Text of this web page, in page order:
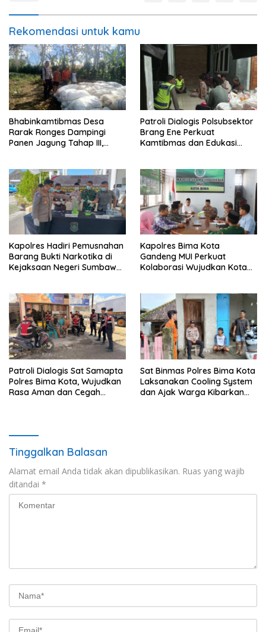
Rekomendasi untuk kamu
Bhabinkamtibmas Desa
Rarak Ronges Dampingi
Panen Jagung Tahap III,
Patroli Dialogis Polsubsektor
Brang Ene Perkuat
Kamtibmas dan Edukasi
Kapolres Hadiri Pemusnahan
Barang Bukti Narkotika di
Kejaksaan Negeri Sumbawa
Kapolres Bima Kota
Gandeng MUI Perkuat
Kolaborasi Wujudkan Kota
Patroli Dialogis Sat Samapta
Polres Bima Kota, Wujudkan
Rasa Aman dan Cegah
Sat Binmas Polres Bima Kota
Laksanakan Cooling System
dan Ajak Warga Kibarkan
Tinggalkan Balasan
Alamat email Anda tidak akan dipublikasikan. Ruas yang wajib
ditandai *